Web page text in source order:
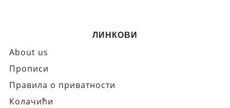
ЛИНКОВИ
About us
Прописи
Правила о приватности
Колачићи